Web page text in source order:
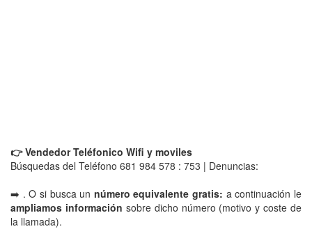
👉 Vendedor Teléfonico Wifi y moviles
Búsquedas del Teléfono 681 984 578 : 753 | Denuncias:
➡️ . O si busca un número equivalente gratis: a continuación le
ampliamos información sobre dicho número (motivo y coste de
la llamada).